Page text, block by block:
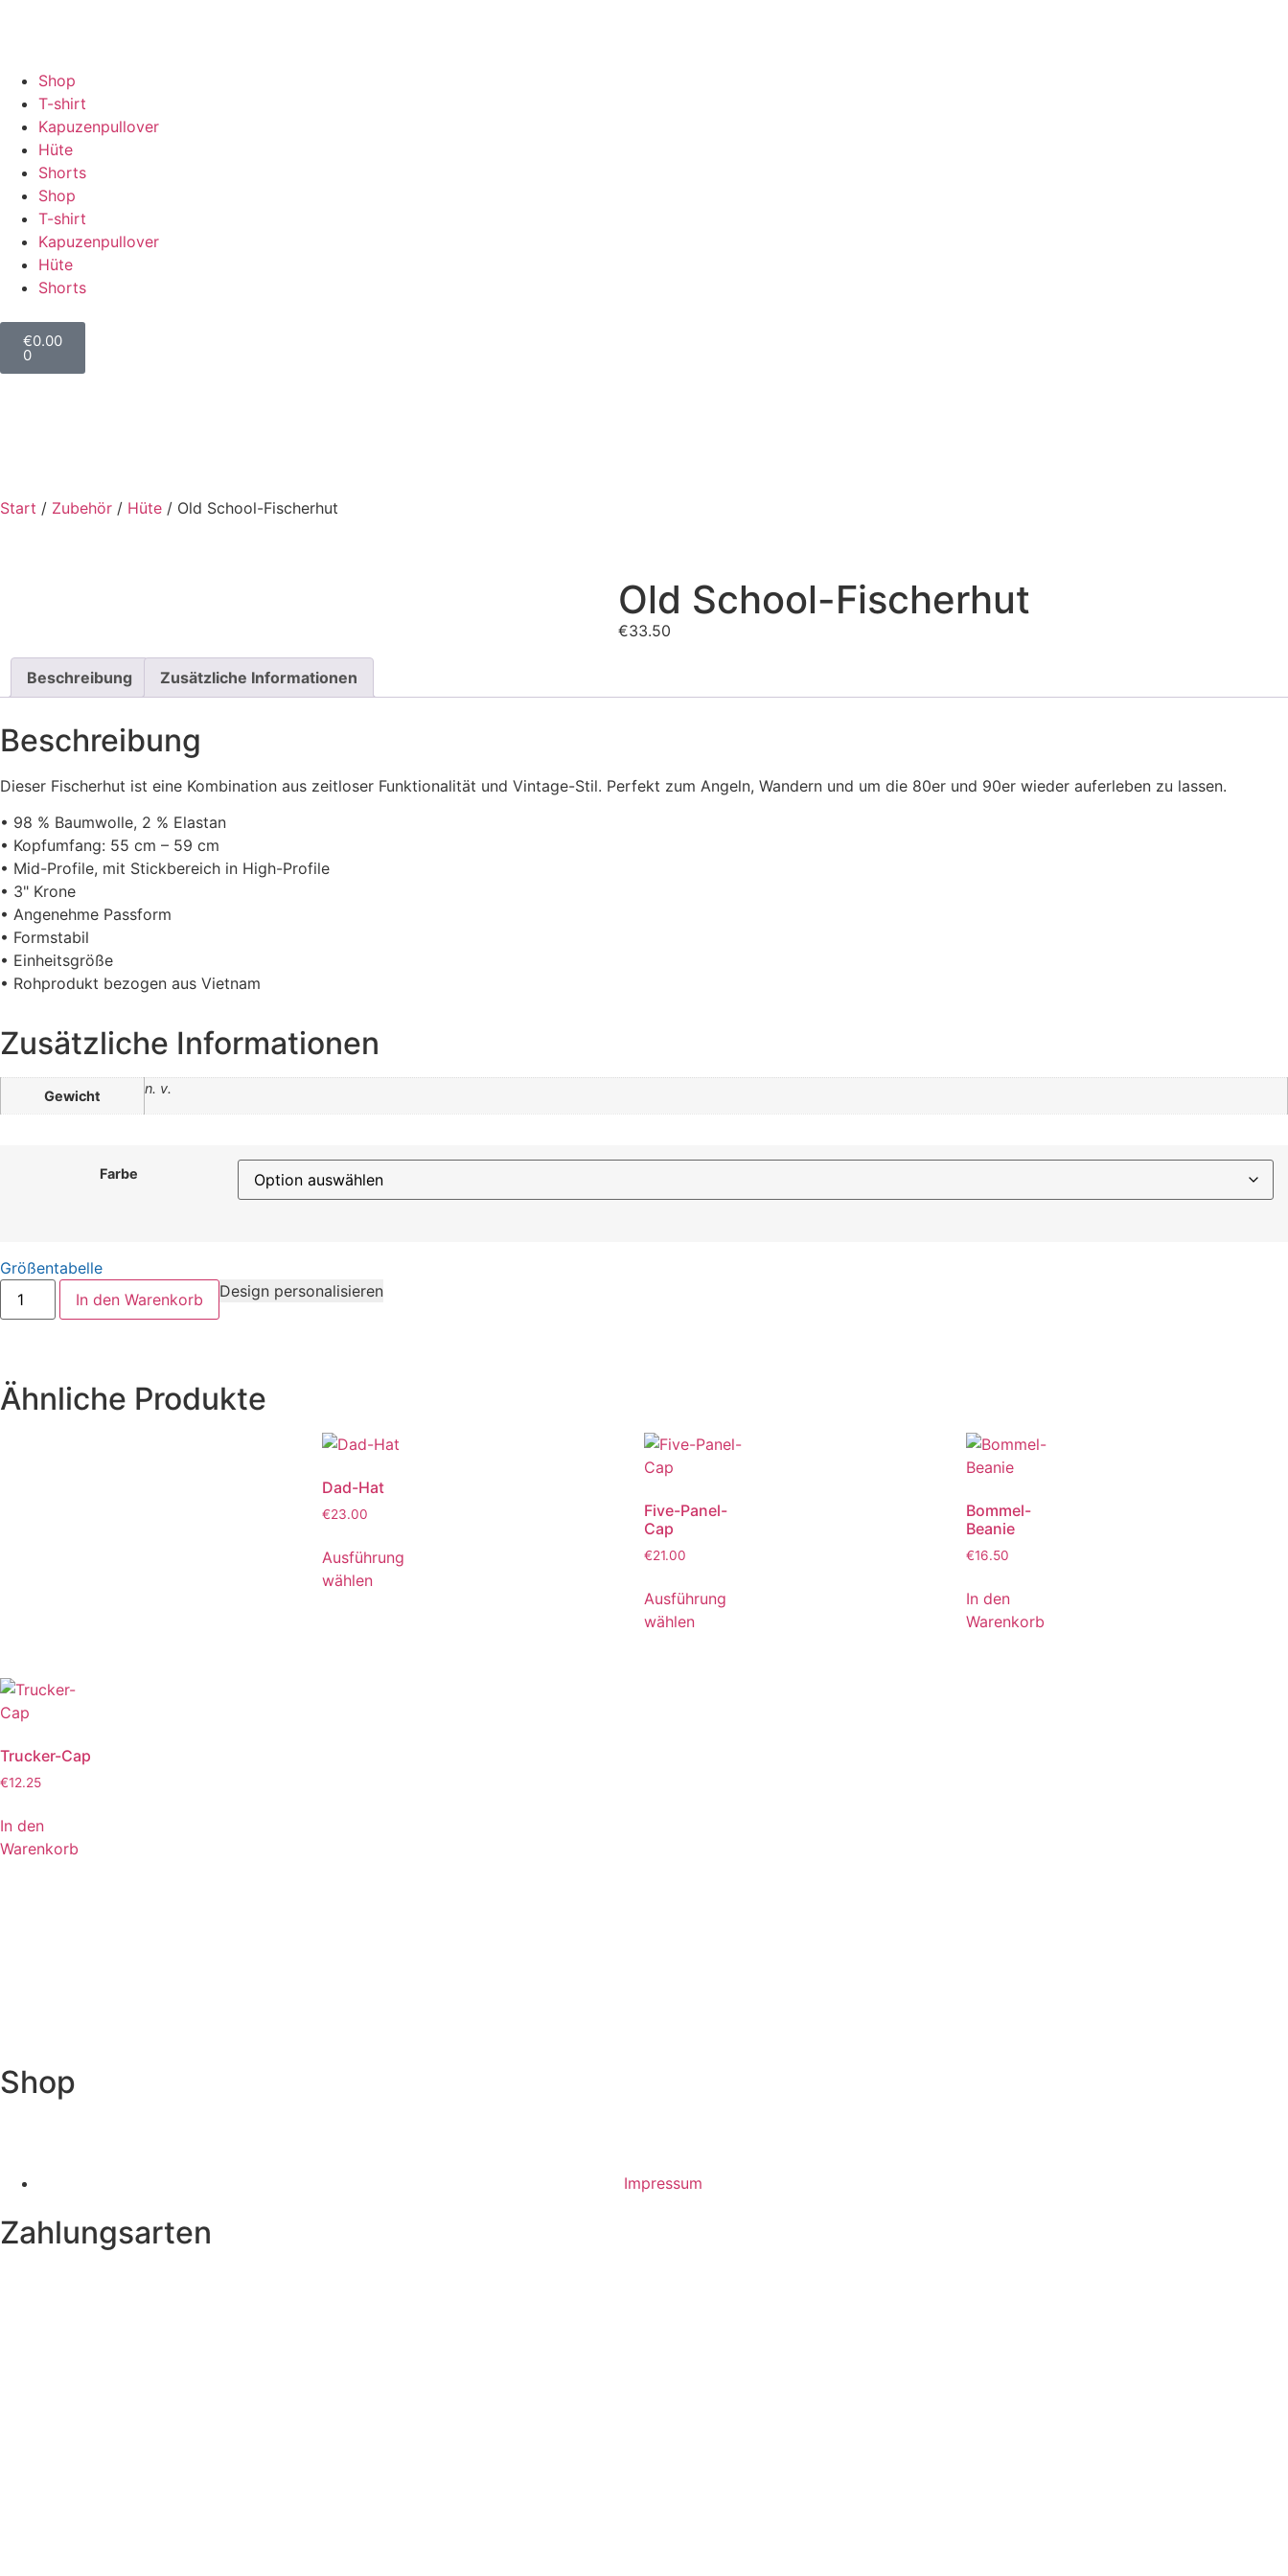
Shop
T-shirt
Kapuzenpullover
Hüte
Shorts
Shop
T-shirt
Kapuzenpullover
Hüte
Shorts
€0.00
0
Start / Zubehör / Hüte / Old School-Fischerhut
Old School-Fischerhut
€33.50
Beschreibung Zusätzliche Informationen
Beschreibung
Dieser Fischerhut ist eine Kombination aus zeitloser Funktionalität und Vintage-Stil. Perfekt zum Angeln, Wandern und um die 80er und 90er wieder auferleben zu lassen.
• 98 % Baumwolle, 2 % Elastan
• Kopfumfang: 55 cm – 59 cm
• Mid-Profile, mit Stickbereich in High-Profile
• 3" Krone
• Angenehme Passform
• Formstabil
• Einheitsgröße
• Rohprodukt bezogen aus Vietnam
Zusätzliche Informationen
Gewicht n. v.
Farbe
Größentabelle
In den Warenkorb
Design personalisieren
Ähnliche Produkte
Dad-Hat
€23.00
Ausführung
wählen
Five-Panel-
Cap
€21.00
Ausführung
wählen
Bommel-
Beanie
€16.50
In den
Warenkorb
Trucker-Cap
€12.25
In den
Warenkorb
Shop
Impressum
Zahlungsarten